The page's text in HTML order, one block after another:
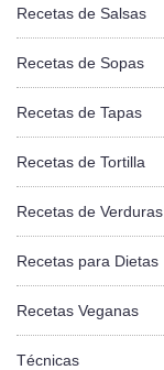
Recetas de Salsas
Recetas de Sopas
Recetas de Tapas
Recetas de Tortilla
Recetas de Verduras
Recetas para Dietas
Recetas Veganas
Técnicas